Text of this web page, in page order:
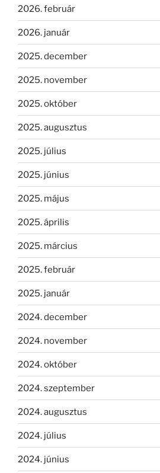
2026. február
2026. január
2025. december
2025. november
2025. október
2025. augusztus
2025. július
2025. június
2025. május
2025. április
2025. március
2025. február
2025. január
2024. december
2024. november
2024. október
2024. szeptember
2024. augusztus
2024. július
2024. június